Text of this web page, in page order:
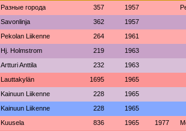
Разные города 357 1957
Savonlinja 362 1957
Pekolan Liikenne 264 1961
Hj. Holmstrom 219 1963
Artturi Anttila 232 1963
Lauttakylän 1695 1965
Kainuun Liikenne 228 1965
Kainuun Liikenne 228 1965
Kuusela 836 1965 1977